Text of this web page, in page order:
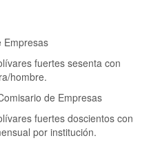
Empresas
fuertes sesenta con
hombre.
de Empresas
fuertes doscientos con
por institución.